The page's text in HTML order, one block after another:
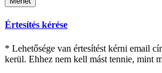
Értesítés kérése
* Lehetősége van értesítést kérni email
kerül. Ehhez nem kell mást tennie, mint